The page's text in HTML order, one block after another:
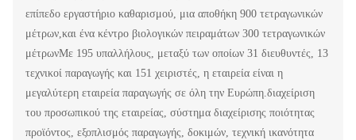
επίπεδο εργαστήριο καθαρισμού, μια αποθήκη 900 τετραγωνικών
μέτρων,και ένα κέντρο βιολογικών πειραμάτων 300 τετραγωνικών
μέτρωνΜε 195 υπαλλήλους, μεταξύ των οποίων 31 διευθυντές, 13
τεχνικοί παραγωγής και 151 χειριστές, η εταιρεία είναι η
μεγαλύτερη εταιρεία παραγωγής σε όλη την Ευρώπη.διαχείριση
του προσωπικού της εταιρείας, σύστημα διαχείρισης ποιότητας
προϊόντος, εξοπλισμός παραγωγής, δοκιμών, τεχνική ικανότητα